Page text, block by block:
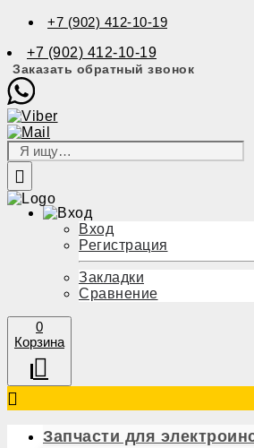
+7 (902) 412-10-19
+7 (902) 412-10-19
Заказать обратный звонок
Вход
Регистрация
Закладки
Сравнение
0
Корзина
Запчасти для